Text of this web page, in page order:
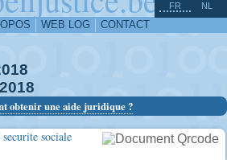
WEB LOG CONTACT
FR NL
2018
obtenir une aide juridique ?
sociale
^